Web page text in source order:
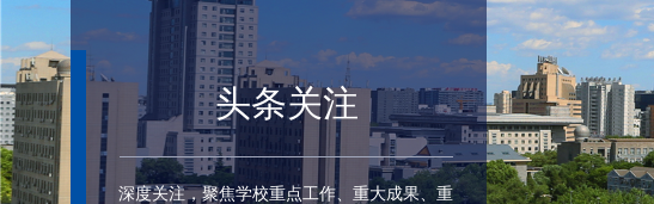
头条关注
深度关注，聚焦学校重点工作、重大成果、重